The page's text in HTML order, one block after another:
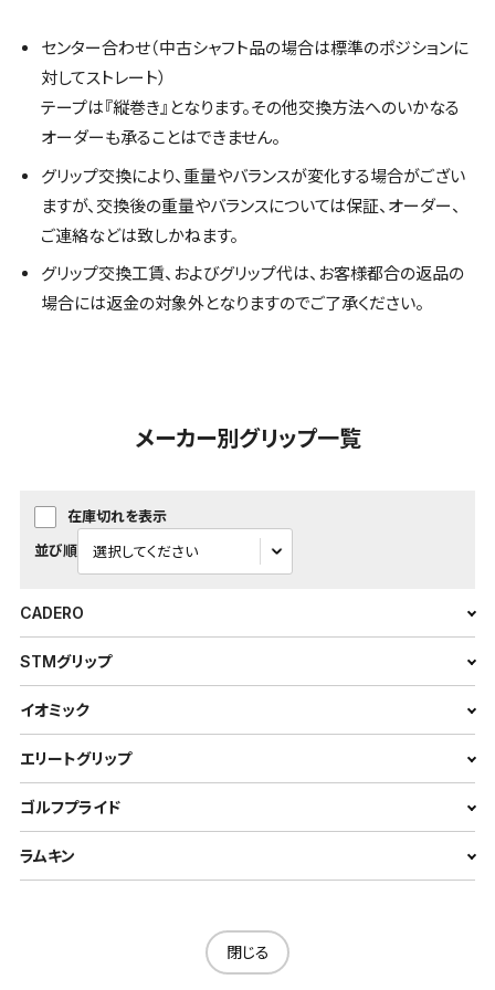
センター合わせ（中古シャフト品の場合は標準のポジションに
対してストレート）
テープは『縦巻き』となります。その他交換方法へのいかなる
オーダーも承ることはできません。
グリップ交換により、重量やバランスが変化する場合がござい
ますが、交換後の重量やバランスについては保証、オーダー、
ご連絡などは致しかねます。
グリップ交換工賃、およびグリップ代は、お客様都合の返品の
場合には返金の対象外となりますのでご了承ください。
メーカー別グリップ一覧
在庫切れを表示
並び順
CADERO
STMグリップ
イオミック
エリートグリップ
ゴルフプライド
ラムキン
閉じる